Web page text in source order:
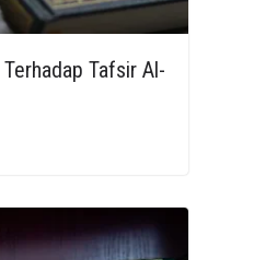
Tafsir Al-